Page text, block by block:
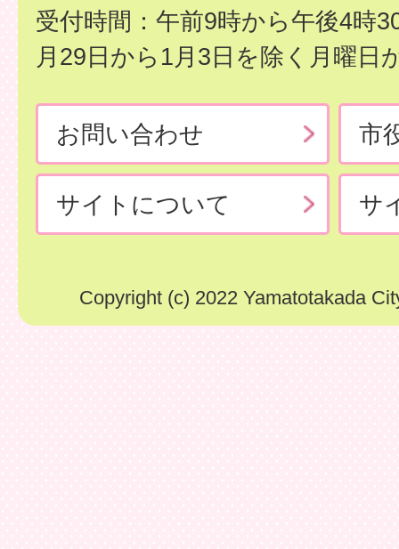
受付時間：午前9時から午後4時
月29日から1月3日を除く月曜日
お問い合わせ 市
サイトについて サ
Copyright (c) 2022 Yamatotakada